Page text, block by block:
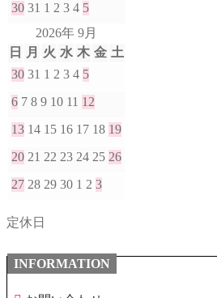
30 31 1 2 3 4 5
2026年 9月
日
月 火 水 木 金 土
30 31 1 2 3 4 5
6 7 8 9 10 11 12
13 14 15 16 17 18 19
20 21 22 23 24 25 26
27 28 29 30 1 2 3
定休日
INFORMATION